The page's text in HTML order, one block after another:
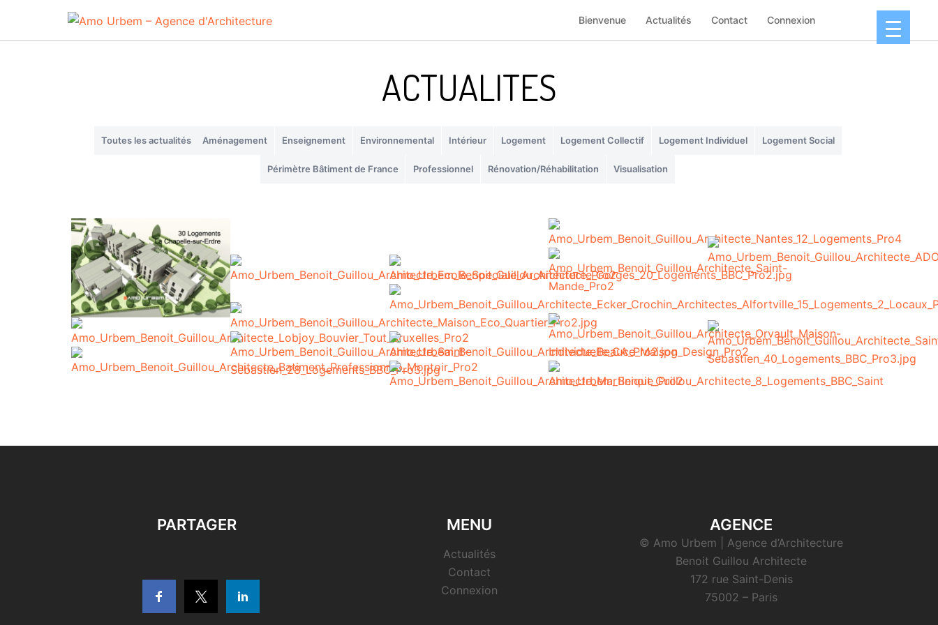
contenu
Bienvenue Actualités Contact Connexion
ACTUALITES
Toutes les actualités Aménagement Enseignement Environnemental Intérieur Logement Logement Collectif Logement Individuel Logement Social
Périmètre Bâtiment de France Professionnel Rénovation/Réhabilitation Visualisation
PARTAGER MENU
Actualités
Contact
Connexion
AGENCE
© Amo Urbem | Agence d’Architecture
Benoit Guillou Architecte
172 rue Saint-Denis
75002 – Paris